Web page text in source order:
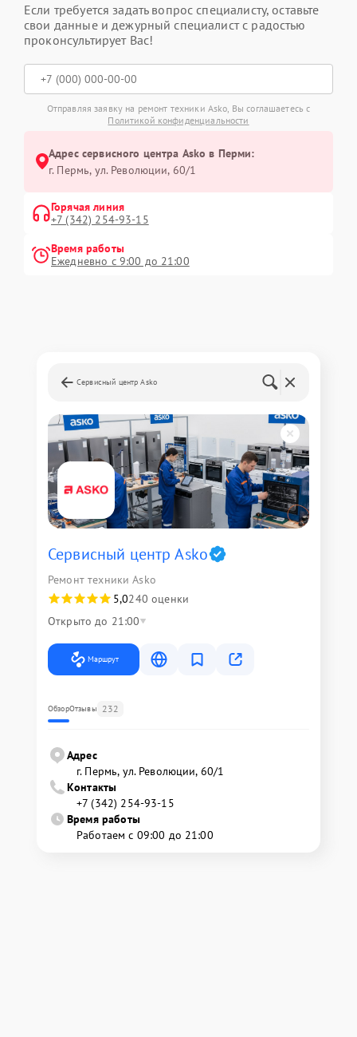
Если требуется задать вопрос специалисту, оставьте
свои данные и дежурный специалист с радостью
проконсультирует Вас!
Отправляя заявку на ремонт техники Asko, Вы соглашаетесь с
Политикой конфиденциальности
Адрес сервисного центра Asko в Перми:
г. Пермь, ул. ​Революции, 60/1
Горячая линия
+7 (342) 254-93-15
Время работы
Ежедневно с 9:00 до 21:00
Сервисный центр Asko
Сервисный центр Asko
Ремонт техники Asko
5,0240 оценки
Открыто до 21:00
Маршрут
ОбзорОтзывы 232
Адрес
г. Пермь, ул. ​Революции, 60/1
Контакты
+7 (342) 254-93-15
Время работы
Работаем с 09:00 до 21:00